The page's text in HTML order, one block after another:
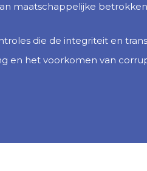
maatschappelijke
die de integriteit en
en het voorkomen van